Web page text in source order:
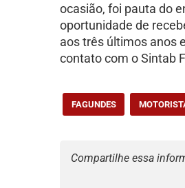
ocasião, foi pauta do
oportunidade de
aos três últimos anos
contato com o Sintab
FAGUNDES
Compartilhe essa